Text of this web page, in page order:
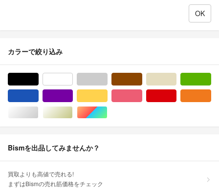
カラーで絞り込み
シルバー/銀色系ゴールド/金色系マルチカラー
Bismを出品してみませんか？
買取よりも高値で売れる!
まずはBismの売れ筋価格をチェック